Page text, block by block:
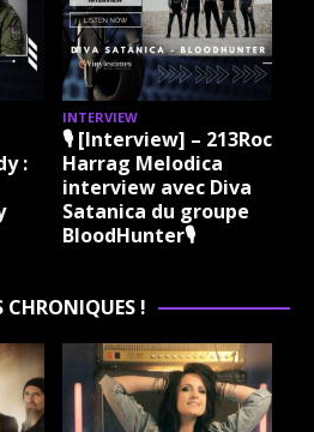
:
INTERVIEW
🎙 [Interview] – 213Rock
Harrag Melodica
interview avec Diva
Satanica du groupe
BloodHunter🎙
CHRONIQUES !